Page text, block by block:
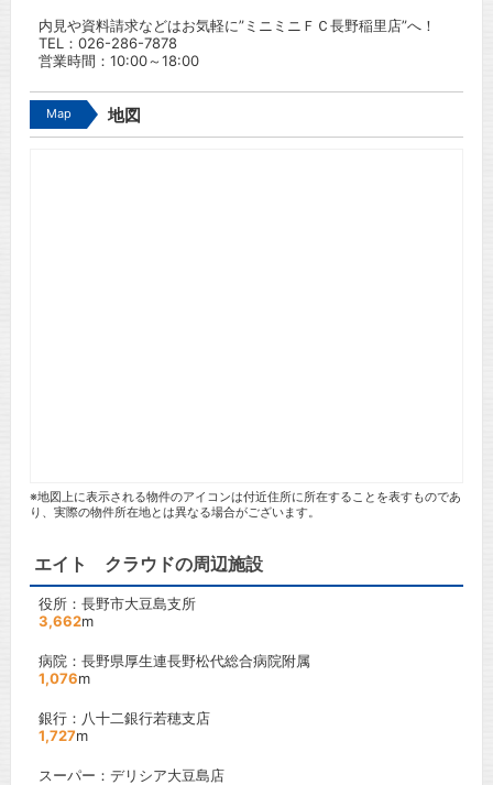
内見や資料請求などはお気軽に”ミニミニＦＣ長野稲里店”へ！
TEL： 026-286-7878
営業時間：10:00～18:00
Map 地図
※地図上に表示される物件のアイコンは付近住所に所在することを表すものであ
り、実際の物件所在地とは異なる場合がございます。
エイト クラウドの周辺施設
役所：長野市大豆島支所
3,662m
病院：長野県厚生連長野松代総合病院附属
1,076m
銀行：八十二銀行若穂支店
1,727m
スーパー：デリシア大豆島店